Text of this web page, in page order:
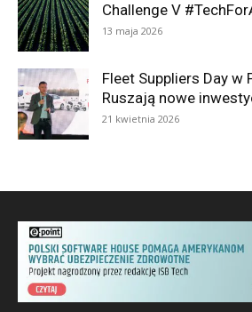
Challenge V
13 maja 2026
Fleet Suppliers Day w
Ruszają nowe
21 kwietnia 2026